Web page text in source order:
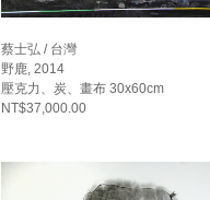
蔡士弘 / 台灣
野鹿, 2014
壓克力、炭、畫布 30x60cm
NT$37,000.00